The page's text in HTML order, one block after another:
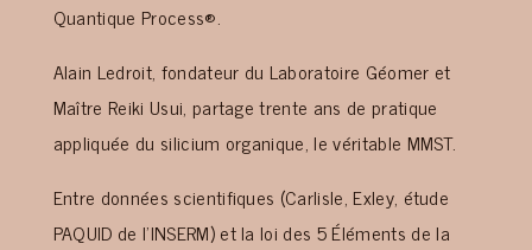
Quantique Process®.
Alain Ledroit, fondateur du Laboratoire Géomer et
Maître Reiki Usui, partage trente ans de pratique
appliquée du silicium organique, le véritable MMST.
Entre données scientifiques (Carlisle, Exley, étude
PAQUID de l’INSERM) etla loi des 5 Éléments de la